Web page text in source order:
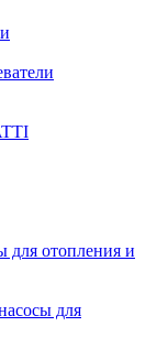
для отопления и
для